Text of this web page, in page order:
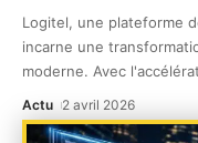
Logitel, une plateforme
incarne une
moderne. Avec
Actu 2 avril 2026